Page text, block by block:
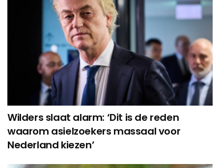
Wilders slaat alarm: ‘Dit is de reden
waarom asielzoekers massaal voor
Nederland kiezen’